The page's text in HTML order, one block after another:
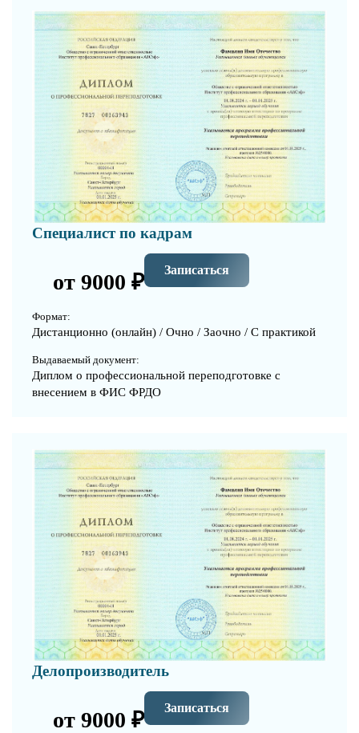
Специалист по кадрам
от 9000 ₽ Записаться
Формат:
Дистанционно (онлайн) / Очно / Заочно / С практикой
Выдаваемый документ:
Диплом о профессиональной переподготовке с
внесением в ФИС ФРДО
Делопроизводитель
от 9000 ₽ Записаться